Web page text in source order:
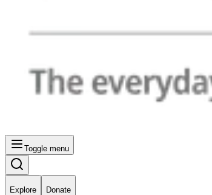
Toggle menu
Explore Donate